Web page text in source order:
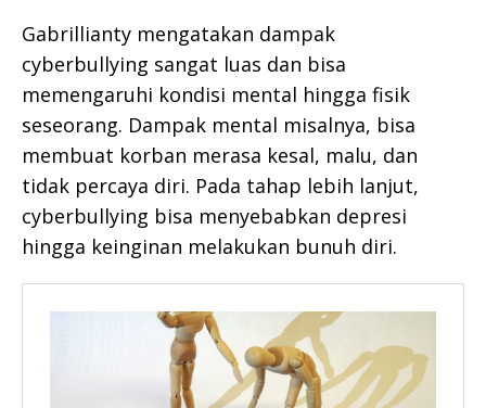
Gabrillianty mengatakan dampak
cyberbullying sangat luas dan bisa
memengaruhi kondisi mental hingga fisik
seseorang. Dampak mental misalnya, bisa
membuat korban merasa kesal, malu, dan
tidak percaya diri. Pada tahap lebih lanjut,
cyberbullying bisa menyebabkan depresi
hingga keinginan melakukan bunuh diri.